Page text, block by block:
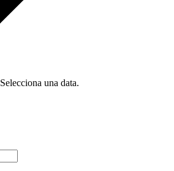
Selecciona una data.